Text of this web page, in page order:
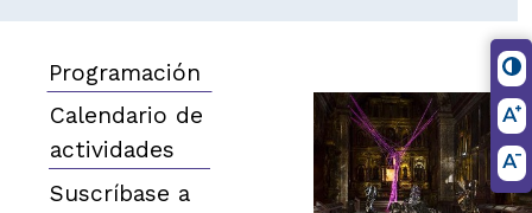
Programación
Calendario de
actividades
Suscríbase a